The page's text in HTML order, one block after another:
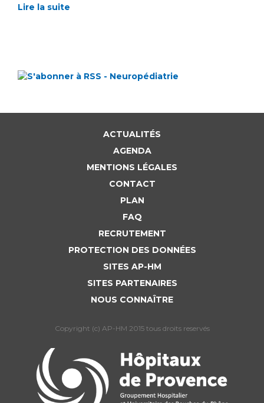
Lire la suite
ACTUALITÉS
AGENDA
MENTIONS LÉGALES
CONTACT
PLAN
FAQ
RECRUTEMENT
PROTECTION DES DONNÉES
SITES AP-HM
SITES PARTENAIRES
NOUS CONNAÎTRE
Copyright (c) AP-HM 2015 tous droits reservés